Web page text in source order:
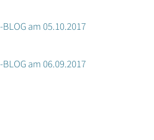
am 05.10.2017
am 06.09.2017